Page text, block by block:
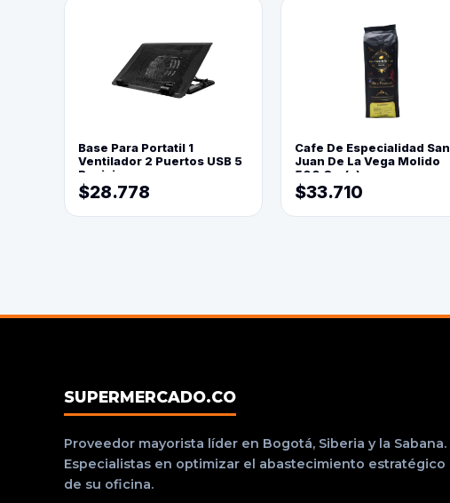
Base Para Portatil 1
Ventilador 2 Puertos USB 5
Posiciones
$28.778
Cafe De Especialidad San
Juan De La Vega Molido
500 Grs(=)
$33.710
SUPERMERCADO.CO
Proveedor mayorista líder en Bogotá, Siberia y la Sabana.
Especialistas en optimizar el abastecimiento estratégico
de su oficina.